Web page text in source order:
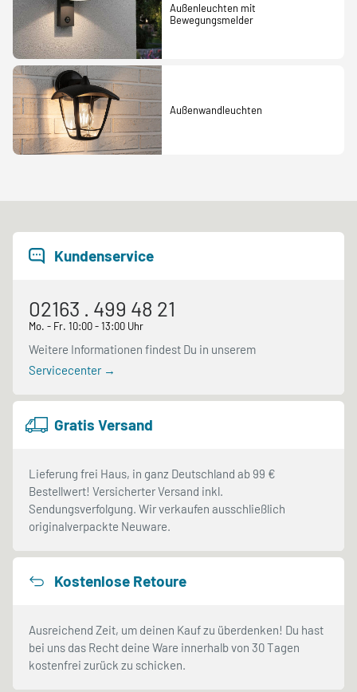
Außenleuchten mit
Bewegungsmelder
Außenwandleuchten
Kundenservice
02163 . 499 48 21
Mo. - Fr. 10:00 - 13:00 Uhr
Weitere Informationen findest Du in unserem
Servicecenter →
Gratis Versand
Lieferung frei Haus, in ganz Deutschland ab 99 €
Bestellwert! Versicherter Versand inkl.
Sendungsverfolgung. Wir verkaufen ausschließlich
originalverpackte Neuware.
Kostenlose Retoure
Ausreichend Zeit, um deinen Kauf zu überdenken! Du hast
bei uns das Recht deine Ware innerhalb von 30 Tagen
kostenfrei zurück zu schicken.